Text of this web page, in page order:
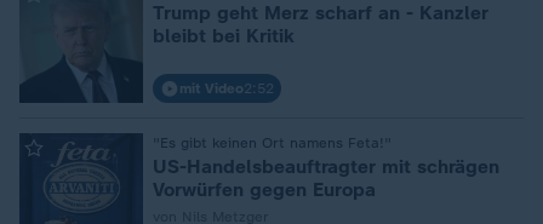
Trump geht Merz scharf an - Kanzler
bleibt bei Kritik
mit Video2:52
"Es gibt keinen Ort namens Feta!"
US-Handelsbeauftragter mit schrägen
Vorwürfen gegen Europa